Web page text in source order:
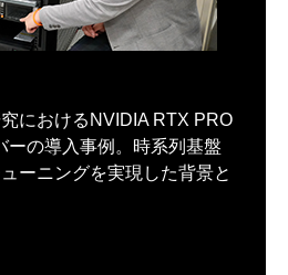
におけるNVIDIA RTX PRO
ーの導入事例。時系列基盤
ーニングを実現した背景と